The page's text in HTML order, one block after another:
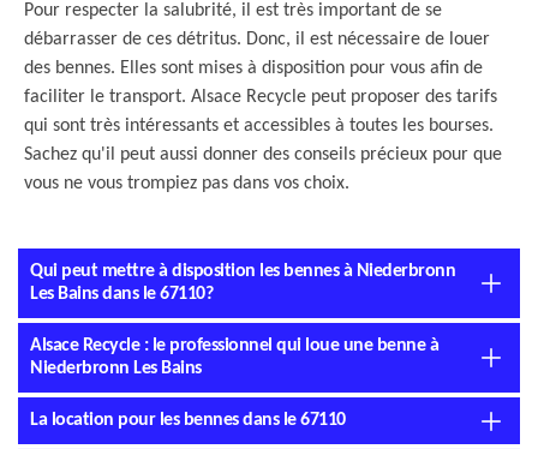
Pour respecter la salubrité, il est très important de se
débarrasser de ces détritus. Donc, il est nécessaire de louer
des bennes. Elles sont mises à disposition pour vous afin de
faciliter le transport. Alsace Recycle peut proposer des tarifs
qui sont très intéressants et accessibles à toutes les bourses.
Sachez qu'il peut aussi donner des conseils précieux pour que
vous ne vous trompiez pas dans vos choix.
Qui peut mettre à disposition les bennes à Niederbronn
Les Bains dans le 67110?
Alsace Recycle : le professionnel qui loue une benne à
Niederbronn Les Bains
La location pour les bennes dans le 67110